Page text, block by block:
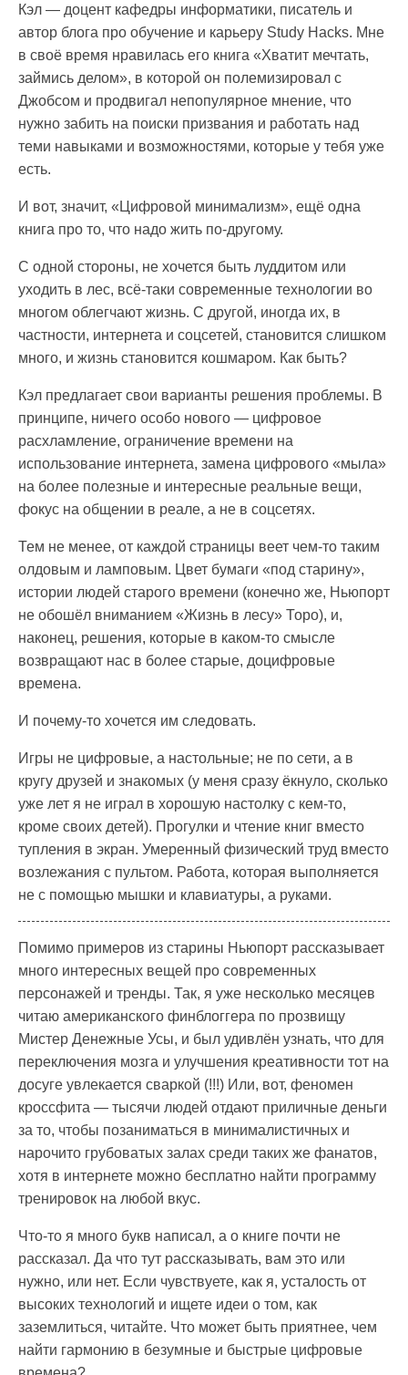
Кэл — доцент кафедры информатики, писатель и
автор блога про обучение и карьеру Study Hacks. Мне
в своё время нравилась его книга «Хватит мечтать,
займись делом», в которой он полемизировал с
Джобсом и продвигал непопулярное мнение, что
нужно забить на поиски призвания и работать над
теми навыками и возможностями, которые у тебя уже
есть.
И вот, значит, «Цифровой минимализм», ещё одна
книга про то, что надо жить по-другому.
С одной стороны, не хочется быть луддитом или
уходить в лес, всё-таки современные технологии во
многом облегчают жизнь. С другой, иногда их, в
частности, интернета и соцсетей, становится слишком
много, и жизнь становится кошмаром. Как быть?
Кэл предлагает свои варианты решения проблемы. В
принципе, ничего особо нового — цифровое
расхламление, ограничение времени на
использование интернета, замена цифрового «мыла»
на более полезные и интересные реальные вещи,
фокус на общении в реале, а не в соцсетях.
Тем не менее, от каждой страницы веет чем-то таким
олдовым и ламповым. Цвет бумаги «под старину»,
истории людей старого времени (конечно же, Ньюпорт
не обошёл вниманием «Жизнь в лесу» Торо), и,
наконец, решения, которые в каком-то смысле
возвращают нас в более старые, доцифровые
времена.
И почему-то хочется им следовать.
Игры не цифровые, а настольные; не по сети, а в
кругу друзей и знакомых (у меня сразу ёкнуло, сколько
уже лет я не играл в хорошую настолку с кем-то,
кроме своих детей). Прогулки и чтение книг вместо
тупления в экран. Умеренный физический труд вместо
возлежания с пультом. Работа, которая выполняется
не с помощью мышки и клавиатуры, а руками.
Помимо примеров из старины Ньюпорт рассказывает
много интересных вещей про современных
персонажей и тренды. Так, я уже несколько месяцев
читаю американского финблоггера по прозвищу
Мистер Денежные Усы, и был удивлён узнать, что для
переключения мозга и улучшения креативности тот на
досуге увлекается сваркой (!!!) Или, вот, феномен
кроссфита — тысячи людей отдают приличные деньги
за то, чтобы позаниматься в минималистичных и
нарочито грубоватых залах среди таких же фанатов,
хотя в интернете можно бесплатно найти программу
тренировок на любой вкус.
Что-то я много букв написал, а о книге почти не
рассказал. Да что тут рассказывать, вам это или
нужно, или нет. Если чувствуете, как я, усталость от
высоких технологий и ищете идеи о том, как
заземлиться, читайте. Что может быть приятнее, чем
найти гармонию в безумные и быстрые цифровые